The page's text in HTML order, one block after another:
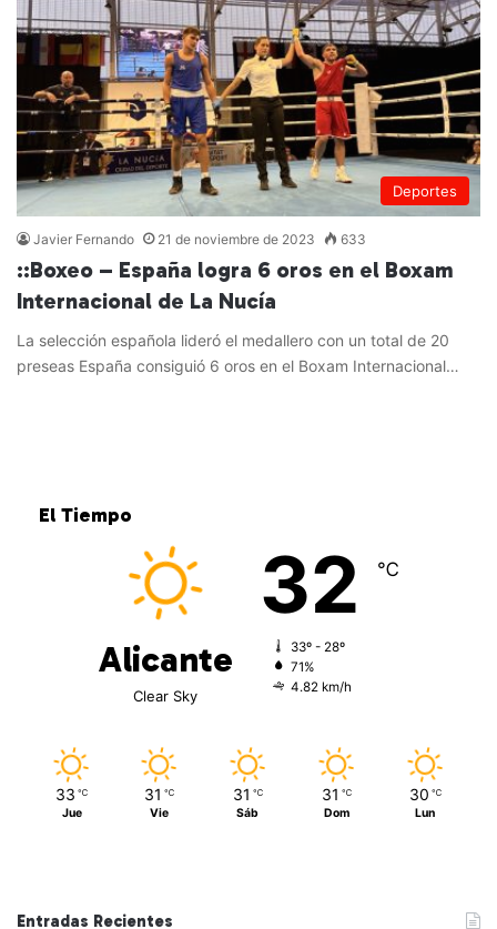
Deportes
Javier Fernando 21 de noviembre de 2023 633
::Boxeo – España logra 6 oros en el Boxam
Internacional de La Nucía
La selección española lideró el medallero con un total de 20
preseas España consiguió 6 oros en el Boxam Internacional…
El Tiempo
Alicante
Clear Sky
32 ℃
33º - 28º
71%
4.82 km/h
33 ℃
Jue
31 ℃
Vie
31 ℃
Sáb
31 ℃
Dom
30 ℃
Lun
Entradas Recientes